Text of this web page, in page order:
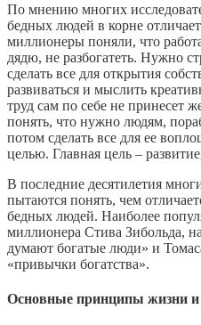
По мнению многих
бедных людей в корне
миллионеры поняли, что
дядю, не разбогатеть. Нужно
сделать все для открытия
развиваться и мыслить
труд сам по себе не принесет
понять, что нужно людям,
потом сделать все для ее
целью. Главная цель –
В последние десятилетия
пытаются понять, чем
бедных людей. Наиболее
миллионера Стива Зибольда,
думают богатые люди» и
«привычки богатства».
Основные принципы жизни